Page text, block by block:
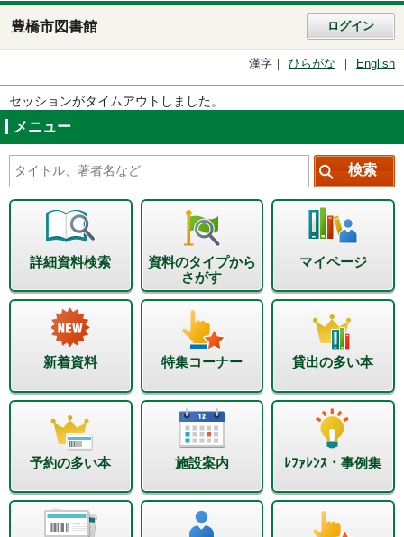
豊橋市図書館 ログイン
漢字 ひらがな English
セッションがタイムアウトしました。
メニュー
詳細資料検索
資料のタイプから
さがす
マイページ
新着資料 特集コーナー 貸出の多い本
予約の多い本 施設案内 ﾚﾌｧﾚﾝｽ・事例集